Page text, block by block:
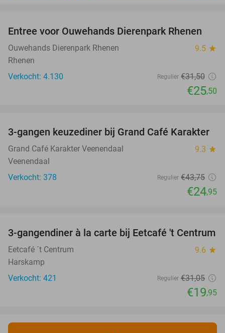
19%
Entree voor Ouwehands Dierenpark Rhenen
Ouwehands Dierenpark Rhenen 9.5 star
Rhenen
Verkocht: 4.130
Regulier €31,50
€25,50
43%
3-gangen keuzediner bij Grand Café Karakter
Grand Café Karakter Veenendaal 9.3 star
Veenendaal
Verkocht: 378
Regulier €43,75
€24,95
36%
3-gangendiner à la carte bij Eetcafé 't Centrum
Eetcafé ´t Centrum 9.6 star
Harskamp
Verkocht: 421
Regulier €31,05
€19,95